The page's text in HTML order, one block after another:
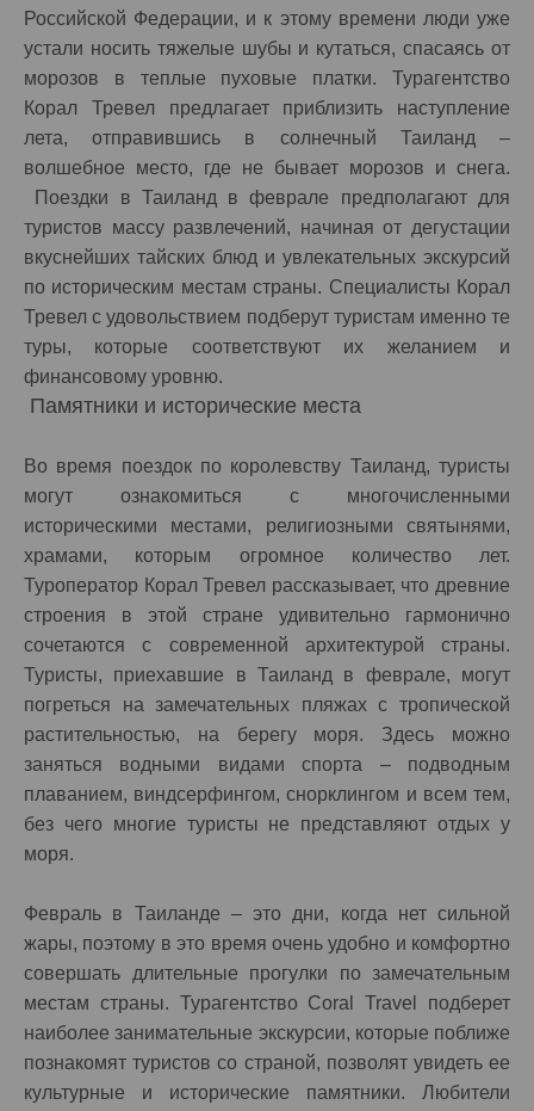
Российской Федерации, и к этому времени люди уже
устали носить тяжелые шубы и кутаться, спасаясь от
морозов в теплые пуховые платки. Турагентство
Корал Тревел предлагает приблизить наступление
лета, отправившись в солнечный Таиланд –
волшебное место, где не бывает морозов и снега.
Поездки в Таиланд в феврале предполагают для
туристов массу развлечений, начиная от дегустации
вкуснейших тайских блюд и увлекательных экскурсий
по историческим местам страны. Специалисты Корал
Тревел с удовольствием подберут туристам именно те
туры, которые соответствуют их желанием и
финансовому уровню.
Памятники и исторические места
Во время поездок по королевству Таиланд, туристы
могут ознакомиться с многочисленными
историческими местами, религиозными святынями,
храмами, которым огромное количество лет.
Туроператор Корал Тревел рассказывает, что древние
строения в этой стране удивительно гармонично
сочетаются с современной архитектурой страны.
Туристы, приехавшие в Таиланд в феврале, могут
погреться на замечательных пляжах с тропической
растительностью, на берегу моря. Здесь можно
заняться водными видами спорта – подводным
плаванием, виндсерфингом, снорклингом и всем тем,
без чего многие туристы не представляют отдых у
моря.
Февраль в Таиланде – это дни, когда нет сильной
жары, поэтому в это время очень удобно и комфортно
совершать длительные прогулки по замечательным
местам страны. Турагентство Coral Travel подберет
наиболее занимательные экскурсии, которые поближе
познакомят туристов со страной, позволят увидеть ее
культурные и исторические памятники. Любители